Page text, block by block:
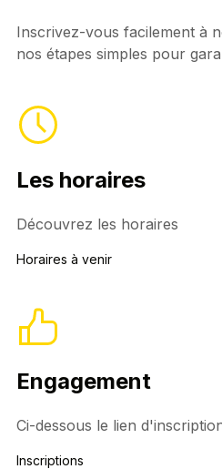
Inscrivez-vous facilement à
nos étapes simples pour
Les horaires
Découvrez les horaires
Horaires à venir
Engagement
Ci-dessous le lien
Inscriptions